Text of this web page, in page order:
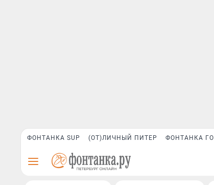
ФОНТАНКА SUP (ОТ)ЛИЧНЫЙ ПИТЕР ФОНТАНКА ГО